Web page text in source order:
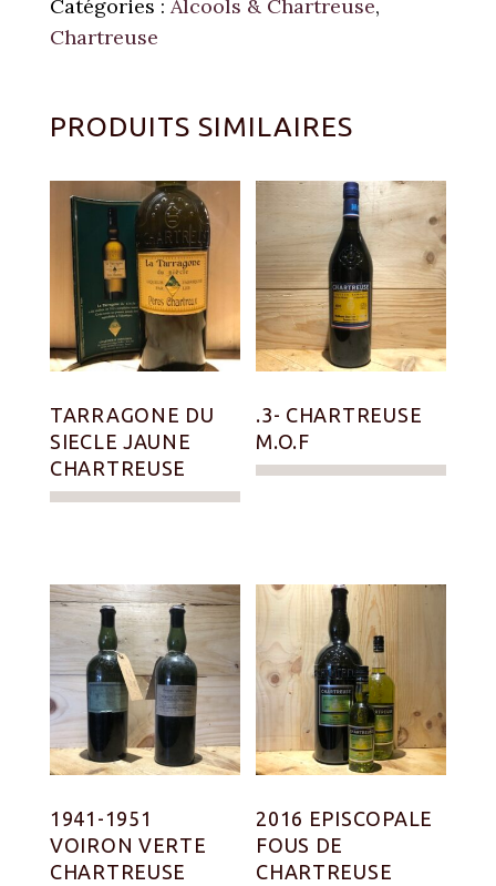
Catégories : Alcools & Chartreuse,
Chartreuse
PRODUITS SIMILAIRES
TARRAGONE DU
SIECLE JAUNE
CHARTREUSE
.3- CHARTREUSE
M.O.F
1941-1951
VOIRON VERTE
CHARTREUSE
2016 EPISCOPALE
FOUS DE
CHARTREUSE